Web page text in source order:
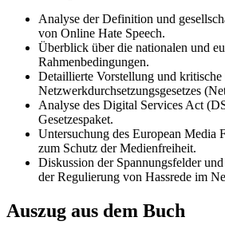
Analyse der Definition und
von Online Hate Speech.
Überblick über die nationalen und
Rahmenbedingungen.
Detaillierte Vorstellung und kritische
Netzwerkdurchsetzungsgesetzes
Analyse des Digital Services Act
Gesetzespaket.
Untersuchung des European Media
zum Schutz der Medienfreiheit.
Diskussion der Spannungsfelder
der Regulierung von Hassrede im
Auszug aus dem Buch